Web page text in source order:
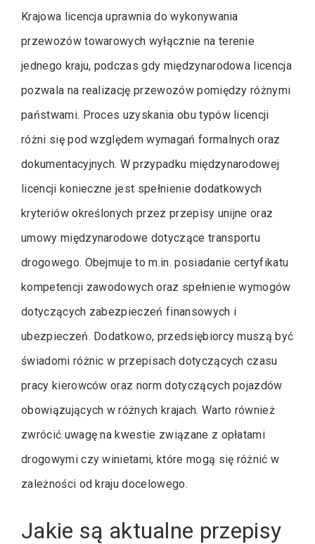
Krajowa licencja uprawnia do wykonywania
przewozów towarowych wyłącznie na terenie
jednego kraju, podczas gdy międzynarodowa licencja
pozwala na realizację przewozów pomiędzy różnymi
państwami. Proces uzyskania obu typów licencji
różni się pod względem wymagań formalnych oraz
dokumentacyjnych. W przypadku międzynarodowej
licencji konieczne jest spełnienie dodatkowych
kryteriów określonych przez przepisy unijne oraz
umowy międzynarodowe dotyczące transportu
drogowego. Obejmuje to m.in. posiadanie certyfikatu
kompetencji zawodowych oraz spełnienie wymogów
dotyczących zabezpieczeń finansowych i
ubezpieczeń. Dodatkowo, przedsiębiorcy muszą być
świadomi różnic w przepisach dotyczących czasu
pracy kierowców oraz norm dotyczących pojazdów
obowiązujących w różnych krajach. Warto również
zwrócić uwagę na kwestie związane z opłatami
drogowymi czy winietami, które mogą się różnić w
zależności od kraju docelowego.
Jakie są aktualne przepisy